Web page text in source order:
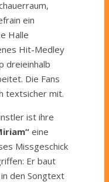
ein
Halle
Hit-Medley
dreieinhalb
Die Fans
textsicher mit.
ist ihre
eine
Missgeschick
Er baut
den Songtext